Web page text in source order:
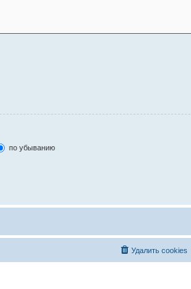
по убыванию
Удалить cookies